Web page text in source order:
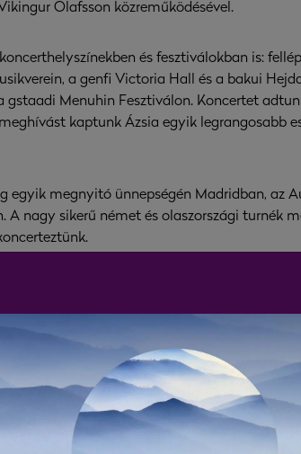
Olafsson közreműködésével.
és fesztiválokban is:
a genfi Victoria Hall és a bakui
gstaadi Menuhin Fesztiválon. Koncertet
kaptunk Ázsia egyik legrangosabb
egyik megnyitó ünnepségén Madridban, az
A nagy sikerű német és olaszországi turnék
gondozásában 2016-ban
CD kiemelkedő kritikai visszhangot
számunkra a legfontosabb.
kiadvánnyal is megünnepeltük: megjelent
pillanatait. A lemezen